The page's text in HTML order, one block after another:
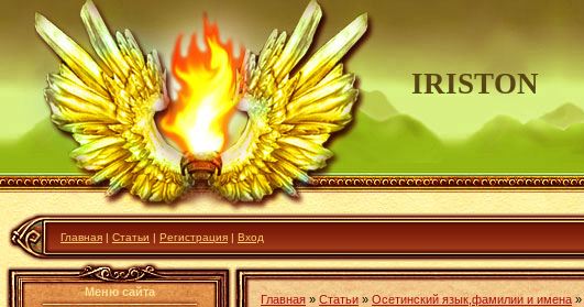
IRISTON
Главная | Статьи | Регистрация | Вход
Меню сайта
Главная » Статьи » Осетинский язык,фамилии и имена »